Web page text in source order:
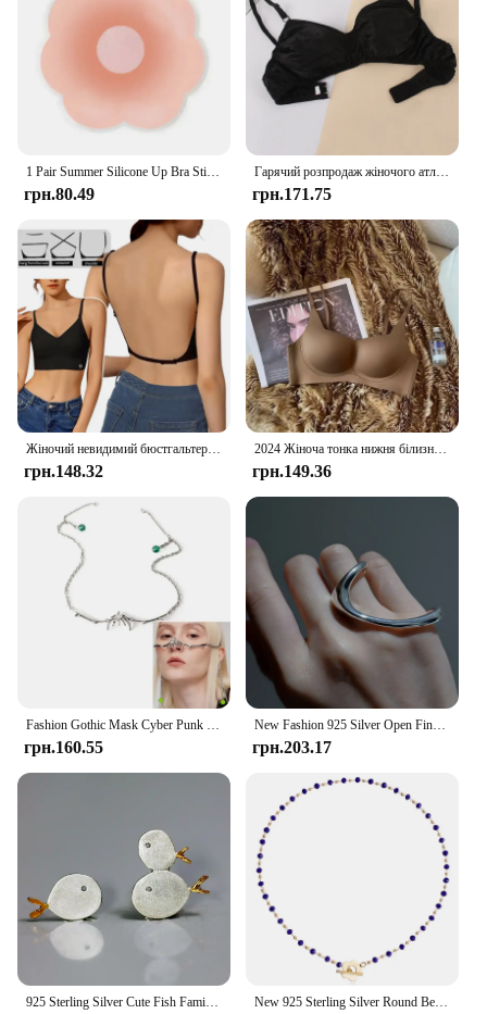
your dance school or to sell at cultural events, our
Women Belly Dance Fan Veils are a smart
investment for anyone in the dance or fashion
industry.
грн.80.49
Гарячий розпродаж жіночого атласного шовкового бюстгальтера Ультратонкий дихаючий бездротовий нижню білизну Жіноча сексуальна нижня білизна Верхній бюстгальтер Push Up Бюстгальтер без підкладки
грн.171.75
грн.148.32
2024 Жіноча тонка нижня білизна без слідів Жіночі маленькі груди закривають разом, щоб запобігти провисанню М’яка підтримка Без сталевого кільця Бюстгальтери Бюстгальтери
грн.149.36
Fashion Gothic Mask Cyber Punk Liquid Irregular Silver Color Hollow Women Men Party Individuation Individual Jewelry Accessory
грн.160.55
New Fashion 925 Silver Open Finger Ring Polished 2 Fingers 1 Size Punk Geometric For Women Girl Jewelry Gift Dropship Wholesale
грн.203.17
925 Sterling Silver Cute Fish Family Stud Earrings For Women Gift Hypoallergenic Sterling-silver-jewelry New 925 Sterling Silver Round Bead Necklace Simple Fashion Pendant Delicate Collarbone Chain To Send Women's Fine Accessories